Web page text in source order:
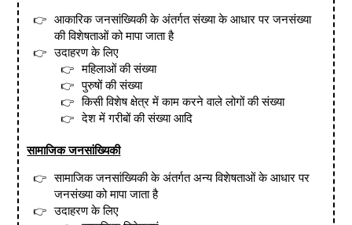
आकारिक जनसांख्यिकी के अंतर्गत संख्या के आधार पर जनसंख्या
की विशेषताओं को मापा जाता है
उदाहरण के लिए
महिलाओं की संख्या
पुरुषों की संख्या
किसी विशेष क्षेत्र में काम करने वाले लोगों की संख्या
देश में गरीबों की संख्या आदि
सामाजिक जनसांख्यिकी
सामाजिक जनसांख्यिकी के अंतर्गत अन्य विशेषताओं के आधार पर
जनसंख्या को मापा जाता है
उदाहरण के लिए